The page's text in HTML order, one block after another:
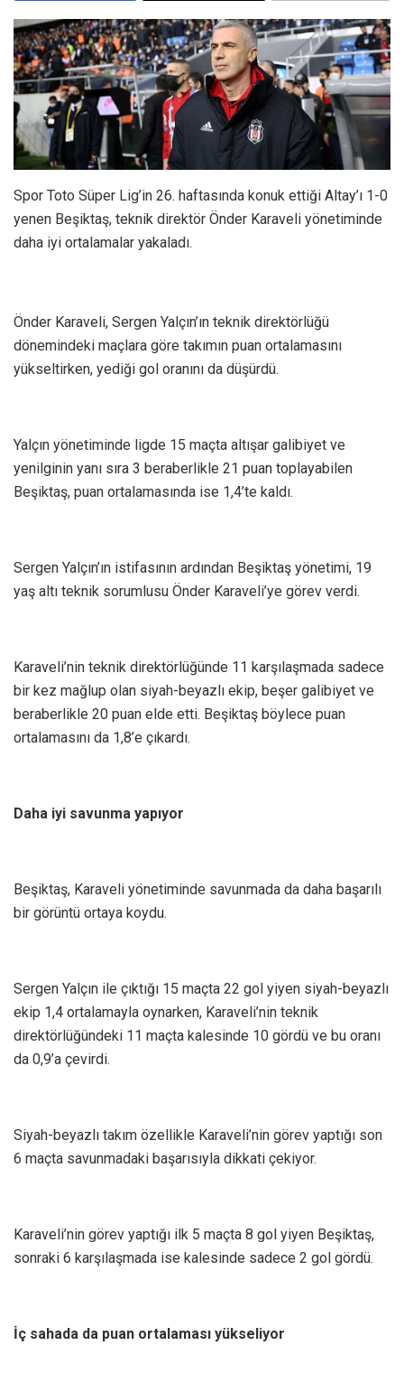
Spor Toto Süper Lig’in 26. haftasında konuk ettiği Altay’ı 1-0
yenen Beşiktaş, teknik direktör Önder Karaveli yönetiminde
daha iyi ortalamalar yakaladı.
Önder Karaveli, Sergen Yalçın’ın teknik direktörlüğü
dönemindeki maçlara göre takımın puan ortalamasını
yükseltirken, yediği gol oranını da düşürdü.
Yalçın yönetiminde ligde 15 maçta altışar galibiyet ve
yenilginin yanı sıra 3 beraberlikle 21 puan toplayabilen
Beşiktaş, puan ortalamasında ise 1,4’te kaldı.
Sergen Yalçın’ın istifasının ardından Beşiktaş yönetimi, 19
yaş altı teknik sorumlusu Önder Karaveli’ye görev verdi.
Karaveli’nin teknik direktörlüğünde 11 karşılaşmada sadece
bir kez mağlup olan siyah-beyazlı ekip, beşer galibiyet ve
beraberlikle 20 puan elde etti. Beşiktaş böylece puan
ortalamasını da 1,8’e çıkardı.
Daha iyi savunma yapıyor
Beşiktaş, Karaveli yönetiminde savunmada da daha başarılı
bir görüntü ortaya koydu.
Sergen Yalçın ile çıktığı 15 maçta 22 gol yiyen siyah-beyazlı
ekip 1,4 ortalamayla oynarken, Karaveli’nin teknik
direktörlüğündeki 11 maçta kalesinde 10 gördü ve bu oranı
da 0,9’a çevirdi.
Siyah-beyazlı takım özellikle Karaveli’nin görev yaptığı son
6 maçta savunmadaki başarısıyla dikkati çekiyor.
Karaveli’nin görev yaptığı ilk 5 maçta 8 gol yiyen Beşiktaş,
sonraki 6 karşılaşmada ise kalesinde sadece 2 gol gördü.
İç sahada da puan ortalaması yükseliyor